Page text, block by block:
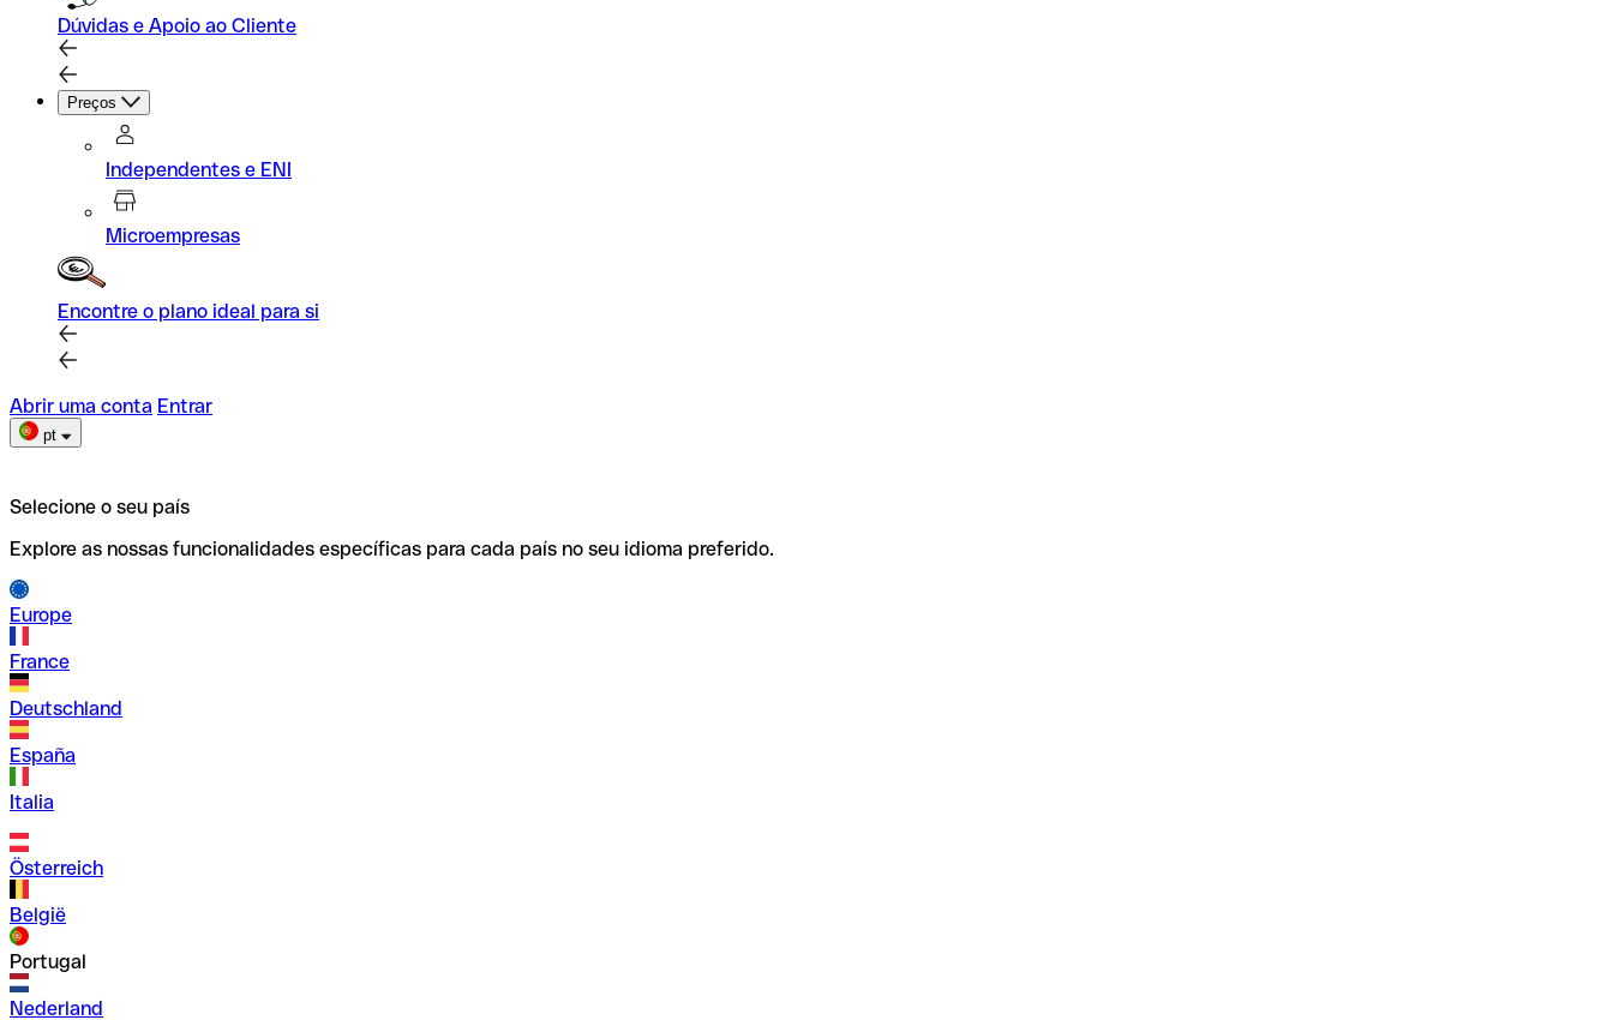
Dúvidas e Apoio ao Cliente
Preços
Independentes e ENI
Microempresas
Encontre o plano ideal para si
Abrir uma conta Entrar
pt
Selecione o seu país
Explore as nossas funcionalidades específicas para cada país no seu idioma preferido.
Europe
France
Deutschland
España
Italia
Österreich
België
Portugal
Nederland